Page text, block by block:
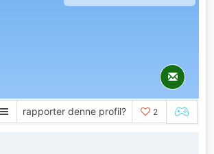
rapporter denne profil? 2